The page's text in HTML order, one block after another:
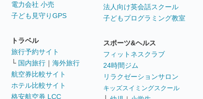
電力会社 小売
子ども見守りGPS
トラベル
旅行予約サイト
└ 国内旅行 ｜ 海外旅行
航空券比較サイト
ホテル比較サイト
格安航空券 LCC
法人向け英会話スクール
子どもプログラミング教室
スポーツ&ヘルス
フィットネスクラブ
24時間ジム
リラクゼーションサロン
キッズスイミングスクール